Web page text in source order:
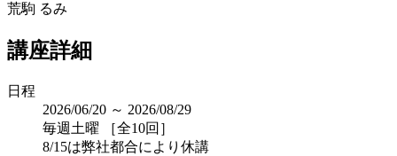
荒駒 るみ
講座詳細
日程
2026/06/20 ～ 2026/08/29
毎週土曜 ［全10回］
8/15は弊社都合により休講